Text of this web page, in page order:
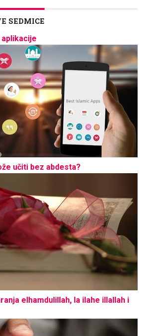
SEDMICE
aplikacije
učiti bez abdesta?
elhamdulillah, la ilahe illallah i